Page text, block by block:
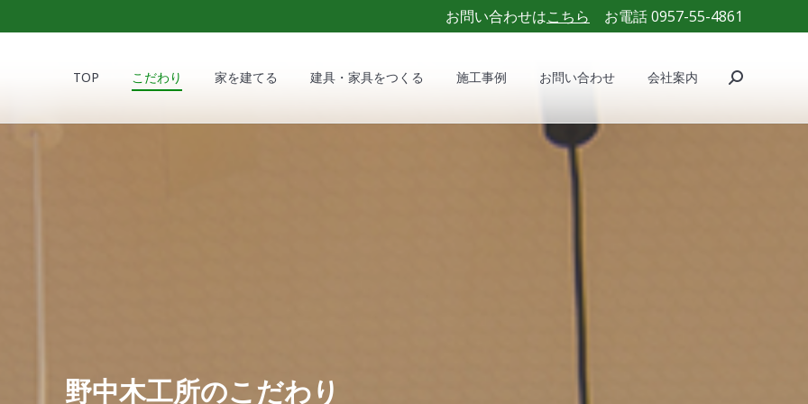
お問い合わせはこちら お電話 0957-55-4861
TOP こだわり 家を建てる 建具・家具をつくる 施工事例 お問い合わせ 会社案内 Search:
野中木工所のこだわり
施工事例 お問い合わせ 会社案内 Search: